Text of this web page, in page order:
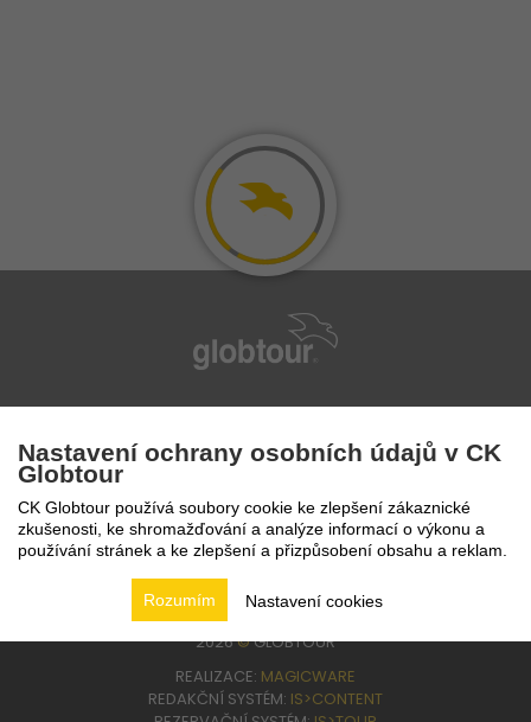
224 94 82 41
2026©GLOBTOUR
REALIZACE: MAGICWARE
REDAKČNÍ SYSTÉM: IS>CONTENT
Nastavení ochrany osobních údajů v CK
Globtour
CK Globtour používá soubory cookie ke zlepšení zákaznické
zkušenosti, ke shromažďování a analýze informací o výkonu a
používání stránek a ke zlepšení a přizpůsobení obsahu a reklam.
Nastavení cookies
Rozumím